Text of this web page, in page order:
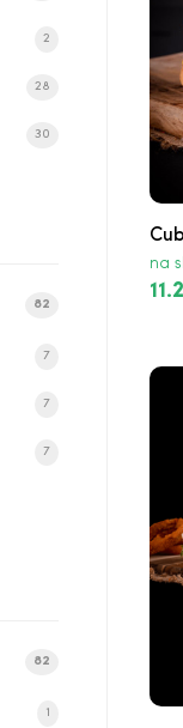
2
28
30
82
7
7
7
82
1
na